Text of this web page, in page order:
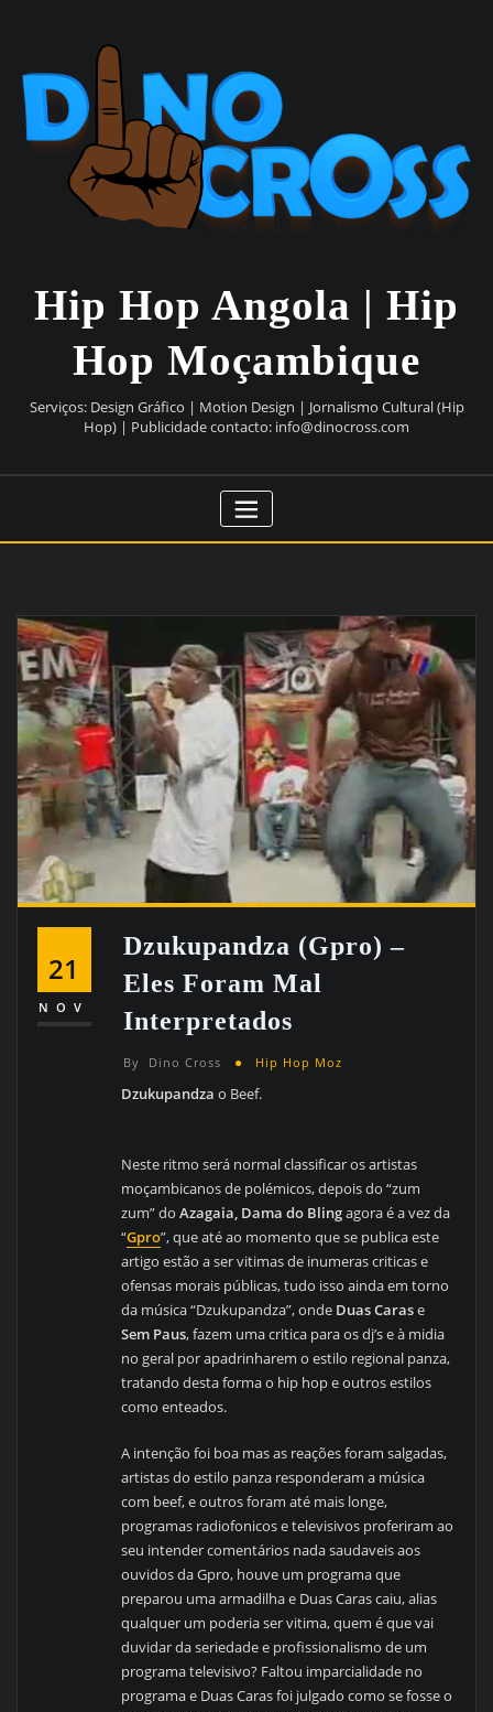
Hip Hop Angola | Hip
Hop Moçambique
Serviços: Design Gráfico | Motion Design | Jornalismo Cultural (Hip
Hop) | Publicidade contacto: info@dinocross.com
21
NOV
Dzukupandza (Gpro) –
Eles Foram Mal
Interpretados
By Dino Cross Hip Hop Moz
Dzukupandza o Beef.
Neste ritmo será normal classificar os artistas
moçambicanos de polémicos, depois do “zum
zum” doAzagaia, Dama do Blingagora é a vez da
“Gpro”, que até ao momento que se publica este
artigo estão a ser vitimas de inumeras criticas e
ofensas morais públicas, tudo isso ainda em torno
da música “Dzukupandza”, onde Duas Carase
Sem Paus, fazem uma critica para os dj’s e à midia
no geral por apadrinharem o estilo regional panza,
tratando desta forma o hip hop e outros estilos
como enteados.
A intenção foi boa mas as reações foram salgadas,
artistas do estilo panza responderam a música
com beef, e outros foram até mais longe,
programas radiofonicos e televisivos proferiram ao
seu intender comentários nada saudaveis aos
ouvidos da Gpro, houve um programa que
preparou uma armadilha e Duas Caras caiu, alias
qualquer um poderia ser vitima, quem é que vai
duvidar da seriedade e profissionalismo de um
programa televisivo? Faltou imparcialidade no
programa e Duas Caras foi julgado como se fosse o